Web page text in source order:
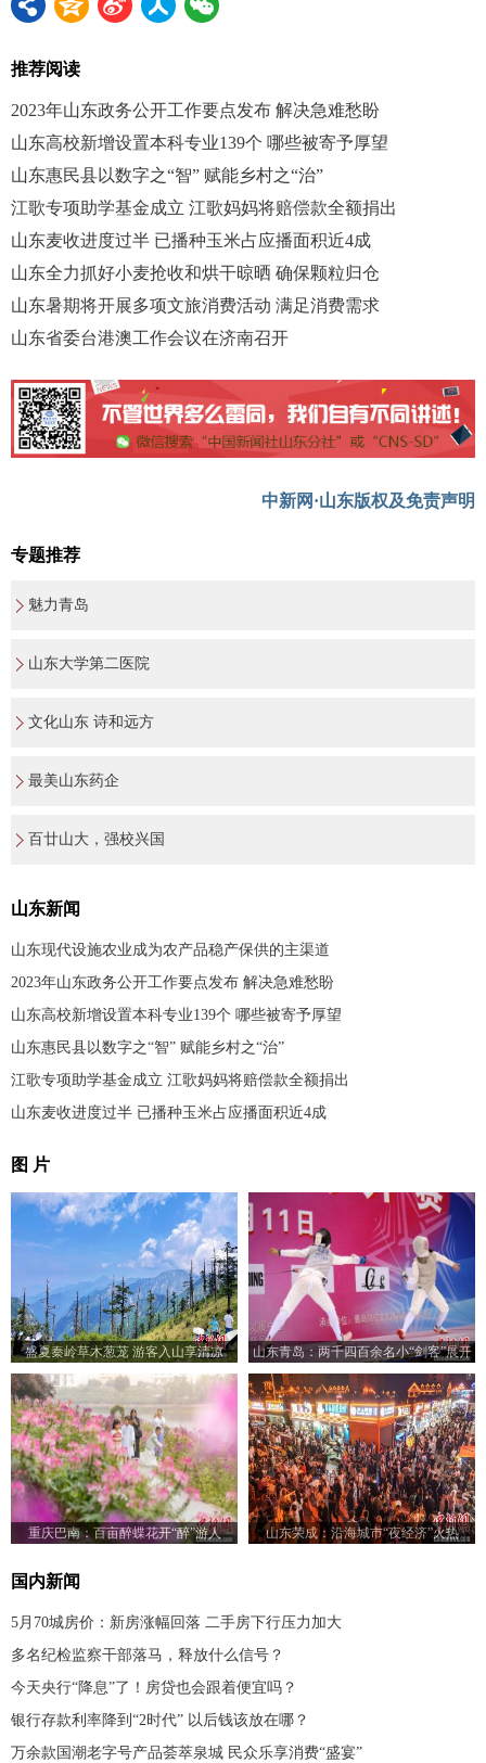
推荐阅读
2023年山东政务公开工作要点发布 解决急难愁盼
山东高校新增设置本科专业139个 哪些被寄予厚望
山东惠民县以数字之“智” 赋能乡村之“治”
江歌专项助学基金成立 江歌妈妈将赔偿款全额捐出
山东麦收进度过半 已播种玉米占应播面积近4成
山东全力抓好小麦抢收和烘干晾晒 确保颗粒归仓
山东暑期将开展多项文旅消费活动 满足消费需求
山东省委台港澳工作会议在济南召开
中新网·山东版权及免责声明
专题推荐
魅力青岛
山东大学第二医院
文化山东 诗和远方
最美山东药企
百廿山大，强校兴国
山东新闻
山东现代设施农业成为农产品稳产保供的主渠道
2023年山东政务公开工作要点发布 解决急难愁盼
山东高校新增设置本科专业139个 哪些被寄予厚望
山东惠民县以数字之“智” 赋能乡村之“治”
江歌专项助学基金成立 江歌妈妈将赔偿款全额捐出
山东麦收进度过半 已播种玉米占应播面积近4成
图 片
盛夏秦岭草木葱茏 游客入山享清凉
山东青岛：两千四百余名小“剑客”展开
剑锋对决
重庆巴南：百亩醉蝶花开“醉”游人 山东荣成：沿海城市“夜经济”火热
国内新闻
5月70城房价：新房涨幅回落 二手房下行压力加大
多名纪检监察干部落马，释放什么信号？
今天央行“降息”了！房贷也会跟着便宜吗？
银行存款利率降到“2时代” 以后钱该放在哪？
万余款国潮老字号产品荟萃泉城 民众乐享消费“盛宴”